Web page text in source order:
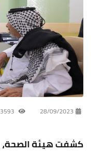
28/09/2023
كشفت هيئة الصحة،